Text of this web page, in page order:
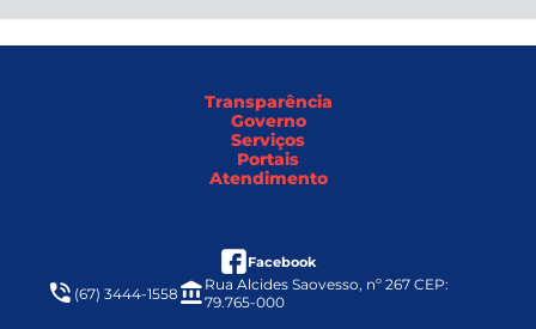
Transparência
Governo
Serviços
Portais
Atendimento
Facebook
facebook
(67) 3444-1558
Rua Alcides Saovesso, nº 267 CEP:
79.765-000